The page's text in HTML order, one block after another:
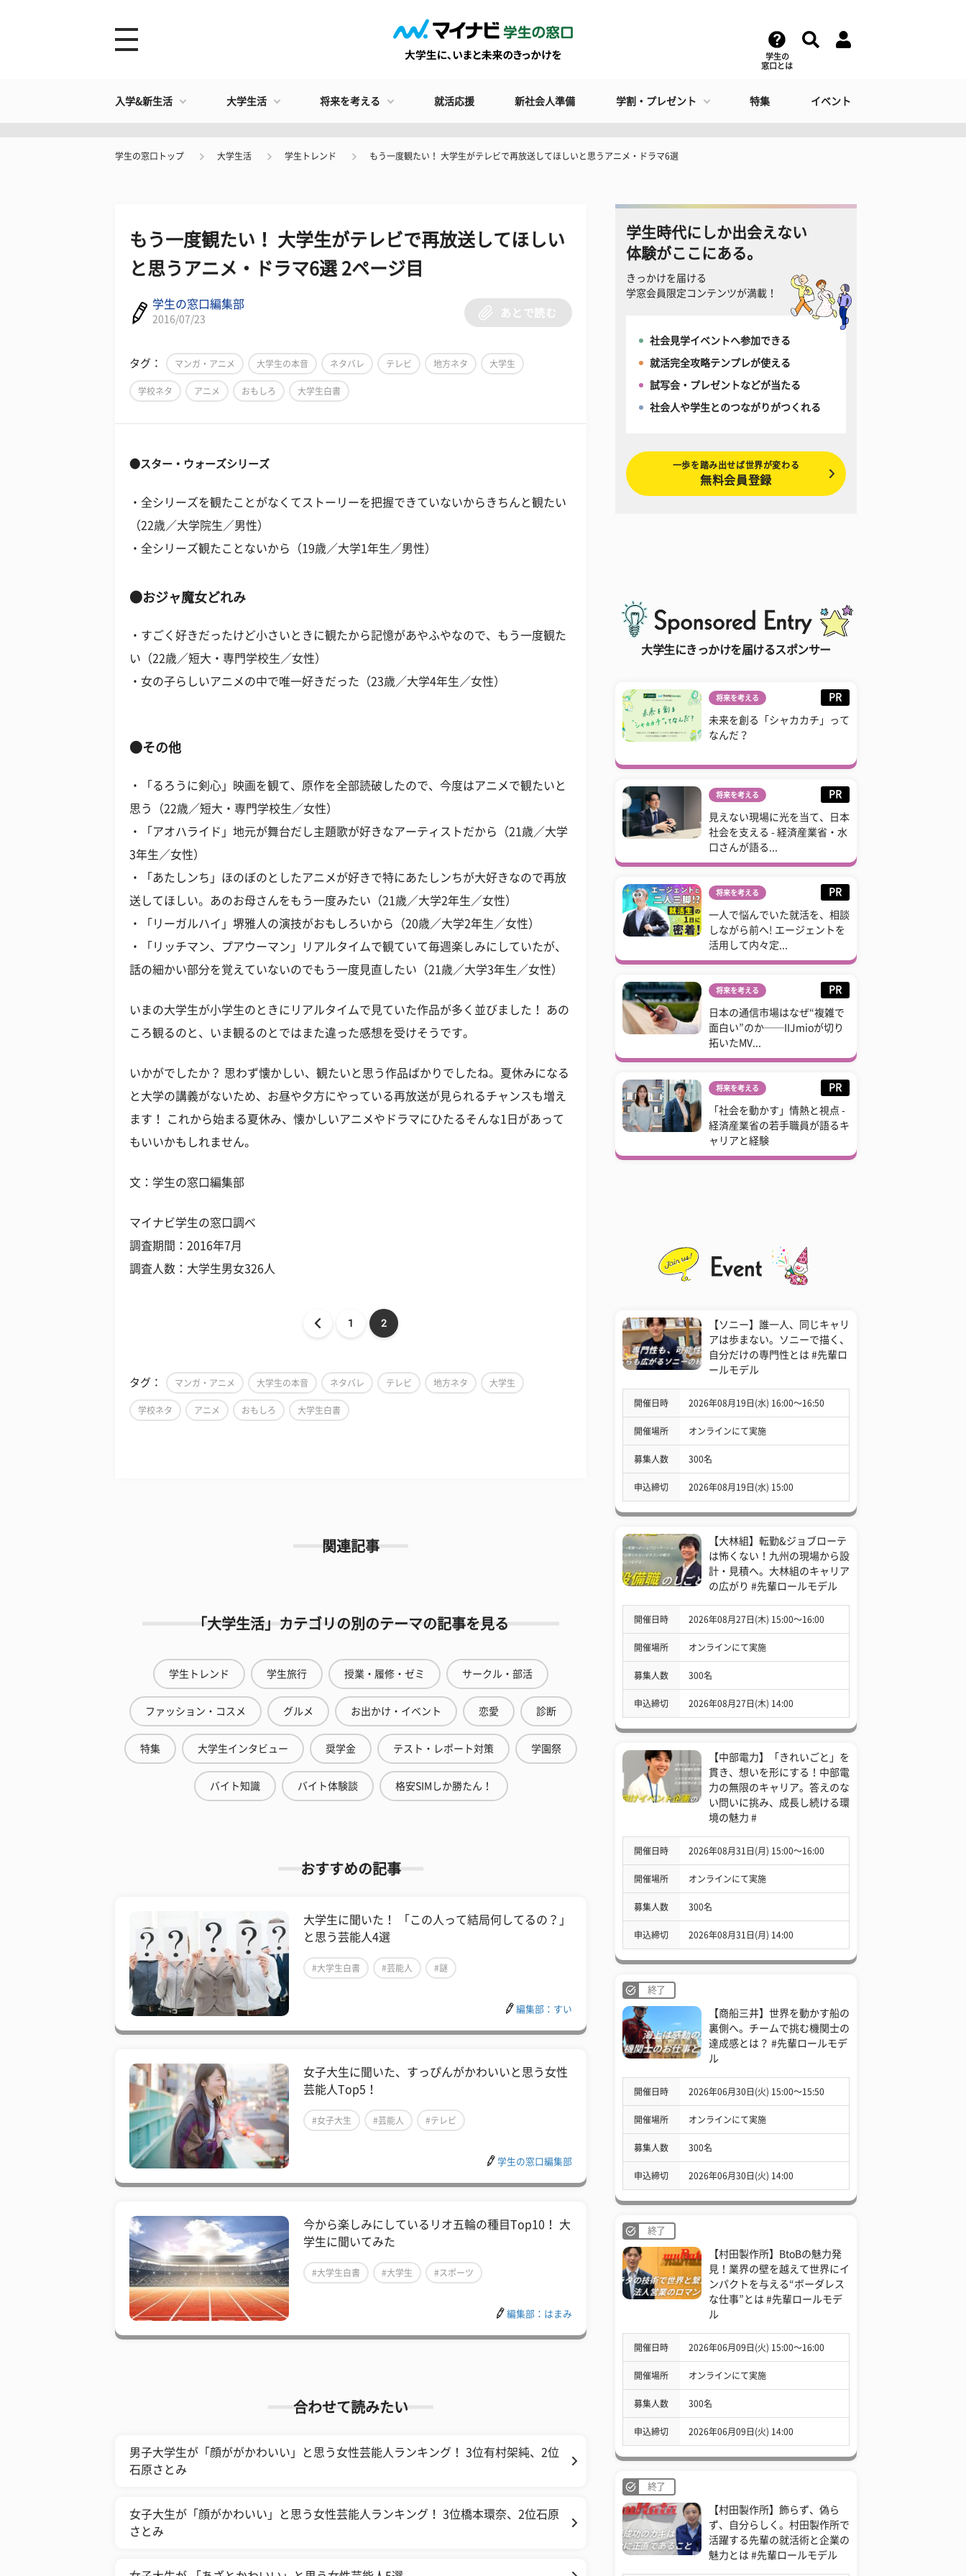
学生の
窓口とは
入学&新生活 大学生活 将来を考える 就活応援 新社会人準備 学割・プレゼント 特集 イベント
学生の窓口トップ 大学生活 学生トレンド もう一度観たい！ 大学生がテレビで再放送してほしいと思うアニメ・ドラマ6選
もう一度観たい！ 大学生がテレビで再放送してほしい
と思うアニメ・ドラマ6選 2ページ目
学生の窓口編集部
2016/07/23
あとで読む
タグ： マンガ・アニメ 大学生の本音 ネタバレ テレビ 地方ネタ 大学生
学校ネタ アニメ おもしろ 大学生白書
●スター・ウォーズシリーズ
・全シリーズを観たことがなくてストーリーを把握できていないからきちんと観たい
（22歳／大学院生／男性）
・全シリーズ観たことないから（19歳／大学1年生／男性）
●おジャ魔女どれみ
・すごく好きだったけど小さいときに観たから記憶があやふやなので、もう一度観た
い（22歳／短大・専門学校生／女性）
・女の子らしいアニメの中で唯一好きだった（23歳／大学4年生／女性）
●その他
・「るろうに剣心」映画を観て、原作を全部読破したので、今度はアニメで観たいと
思う（22歳／短大・専門学校生／女性）
・「アオハライド」地元が舞台だし主題歌が好きなアーティストだから（21歳／大学
3年生／女性）
・「あたしンち」ほのぼのとしたアニメが好きで特にあたしンちが大好きなので再放
送してほしい。あのお母さんをもう一度みたい（21歳／大学2年生／女性）
・「リーガルハイ」堺雅人の演技がおもしろいから（20歳／大学2年生／女性）
・「リッチマン、プアウーマン」リアルタイムで観ていて毎週楽しみにしていたが、
話の細かい部分を覚えていないのでもう一度見直したい（21歳／大学3年生／女性）
いまの大学生が小学生のときにリアルタイムで見ていた作品が多く並びました！ あの
ころ観るのと、いま観るのとではまた違った感想を受けそうです。
いかがでしたか？ 思わず懐かしい、観たいと思う作品ばかりでしたね。夏休みになる
と大学の講義がないため、お昼や夕方にやっている再放送が見られるチャンスも増え
ます！ これから始まる夏休み、懐かしいアニメやドラマにひたるそんな1日があって
もいいかもしれません。
文：学生の窓口編集部
マイナビ学生の窓口調べ
調査期間：2016年7月
調査人数：大学生男女326人
1 2
タグ： マンガ・アニメ 大学生の本音 ネタバレ テレビ 地方ネタ 大学生
学校ネタ アニメ おもしろ 大学生白書
関連記事
「大学生活」カテゴリの別のテーマの記事を見る
学生トレンド 学生旅行 授業・履修・ゼミ サークル・部活
ファッション・コスメ グルメ お出かけ・イベント 恋愛 診断
特集 大学生インタビュー 奨学金 テスト・レポート対策 学園祭
バイト知識 バイト体験談 格安SIMしか勝たん！
おすすめの記事
大学生に聞いた！ 「この人って結局何してるの？」
と思う芸能人4選
#大学生白書 #芸能人 #謎
編集部：すい
女子大生に聞いた、すっぴんがかわいいと思う女性
芸能人Top5！
#女子大生 #芸能人 #テレビ
学生の窓口編集部
今から楽しみにしているリオ五輪の種目Top10！ 大
学生に聞いてみた
#大学生白書 #大学生 #スポーツ
編集部：はまみ
合わせて読みたい
男子大学生が「顔ががかわいい」と思う女性芸能人ランキング！ 3位有村架純、2位
石原さとみ
女子大生が「顔がかわいい」と思う女性芸能人ランキング！ 3位橋本環奈、2位石原
さとみ
学生時代にしか出会えない
体験がここにある。
きっかけを届ける
学窓会員限定コンテンツが満載！
社会見学イベントへ参加できる
就活完全攻略テンプレが使える
試写会・プレゼントなどが当たる
社会人や学生とのつながりがつくれる
一歩を踏み出せば世界が変わる
無料会員登録
大学生にきっかけを届けるスポンサー
将来を考える PR
未来を創る「シャカカチ」って
なんだ？
将来を考える PR
見えない現場に光を当て、日本
社会を支える - 経済産業省・水
口さんが語る...
将来を考える PR
一人で悩んでいた就活を、相談
しながら前へ! エージェントを
活用して内々定...
将来を考える PR
日本の通信市場はなぜ“複雑で
面白い”のか──IIJmioが切り
拓いたMV...
将来を考える PR
「社会を動かす」情熱と視点 -
経済産業省の若手職員が語るキ
ャリアと経験
【ソニー】誰一人、同じキャリ
アは歩まない。ソニーで描く、
自分だけの専門性とは #先輩ロ
ールモデル
開催日時 2026年08月19日(水) 16:00〜16:50
開催場所 オンラインにて実施
募集人数 300名
申込締切 2026年08月19日(水) 15:00
【大林組】転勤&ジョブローテ
は怖くない！九州の現場から設
計・見積へ。大林組のキャリア
の広がり #先輩ロールモデル
開催日時 2026年08月27日(木) 15:00〜16:00
開催場所 オンラインにて実施
募集人数 300名
申込締切 2026年08月27日(木) 14:00
【中部電力】「きれいごと」を
貫き、想いを形にする！中部電
力の無限のキャリア。答えのな
い問いに挑み、成長し続ける環
境の魅力 #
開催日時 2026年08月31日(月) 15:00〜16:00
開催場所 オンラインにて実施
募集人数 300名
申込締切 2026年08月31日(月) 14:00
終了
【商船三井】世界を動かす船の
裏側へ。チームで挑む機関士の
達成感とは？ #先輩ロールモデ
ル
開催日時 2026年06月30日(火) 15:00〜15:50
開催場所 オンラインにて実施
募集人数 300名
申込締切 2026年06月30日(火) 14:00
終了
【村田製作所】BtoBの魅力発
見！業界の壁を越えて世界にイ
ンパクトを与える“ボーダレス
な仕事”とは #先輩ロールモデ
ル
開催日時 2026年06月09日(火) 15:00〜16:00
開催場所 オンラインにて実施
募集人数 300名
申込締切 2026年06月09日(火) 14:00
終了
【村田製作所】飾らず、偽ら
ず、自分らしく。村田製作所で
活躍する先輩の就活術と企業の
魅力とは #先輩ロールモデル